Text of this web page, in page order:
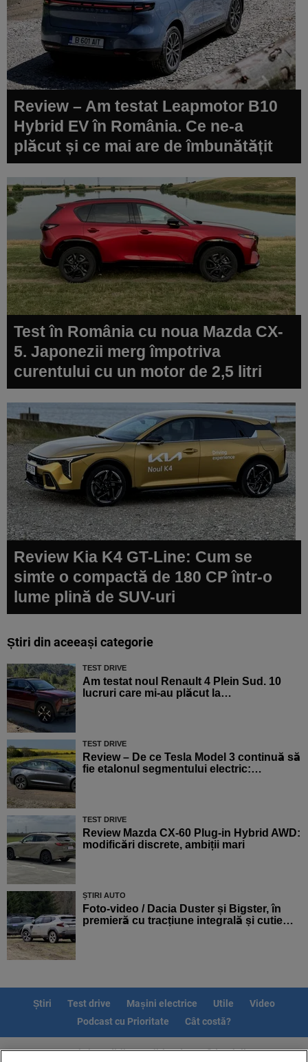
Review – Am testat Leapmotor B10
Hybrid EV în România. Ce ne-a
plăcut și ce mai are de îmbunătățit
Test în România cu noua Mazda CX-
5. Japonezii merg împotriva
curentului cu un motor de 2,5 litri
Review Kia K4 GT-Line: Cum se
simte o compactă de 180 CP într-o
lume plină de SUV-uri
Știri din aceeași categorie
TEST DRIVE
Am testat noul Renault 4 Plein Sud. 10
lucruri care mi-au plăcut la…
TEST DRIVE
Review – De ce Tesla Model 3 continuă să
fie etalonul segmentului electric:…
TEST DRIVE
Review Mazda CX-60 Plug-in Hybrid AWD:
modificări discrete, ambiții mari
ȘTIRI AUTO
Foto-video / Dacia Duster și Bigster, în
premieră cu tracțiune integrală și cutie…
Știri Test drive Mașini electrice Utile
Video
Podcast cu Prioritate
Cât costă?
Termeni si conditii Politica de confidentialitate